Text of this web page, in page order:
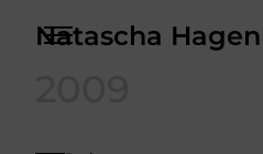
Natascha